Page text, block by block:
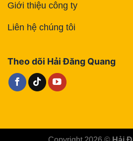
Giới thiệu công ty
Liên hệ chúng tôi
Theo dõi Hải Đăng Quang